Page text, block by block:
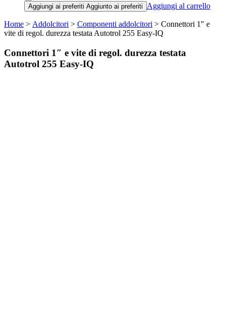
Aggiungi ai preferiti Aggiunto ai preferiti Aggiungi al carrello
Home > Addolcitori > Componenti addolcitori > Connettori 1″ e
vite di regol. durezza testata Autotrol 255 Easy-IQ
Connettori 1″ e vite di regol. durezza testata
Autotrol 255 Easy-IQ